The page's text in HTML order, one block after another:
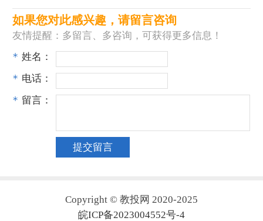
如果您对此感兴趣，请留言咨询
友情提醒：多留言、多咨询，可获得更多信息！
* 姓名：
* 电话：
* 留言：
Copyright © 教投网 2020-2025
皖ICP备2023004552号-4